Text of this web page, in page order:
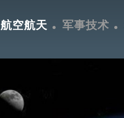
航空航天 军事技术